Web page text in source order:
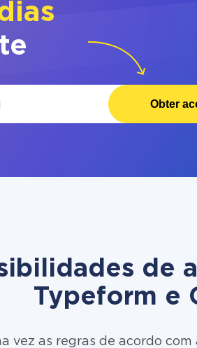
Obter
de
Typeform e
vez as regras de acordo